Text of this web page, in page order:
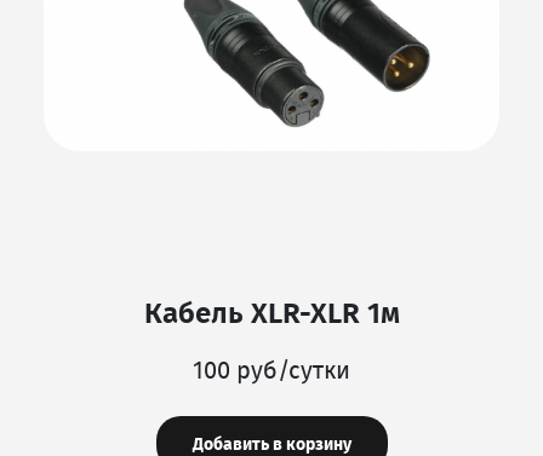
Кабель XLR-XLR 1м
100 руб/сутки
Добавить в корзину